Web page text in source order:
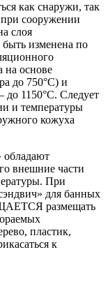
как снаружи, так
при сооружении
слоя
изменена по
на основе
до 750°С) и
до 1150°С. Следует
и температуры
кожуха
обладают
внешние части
При
для банных
размещать
пластик,
к